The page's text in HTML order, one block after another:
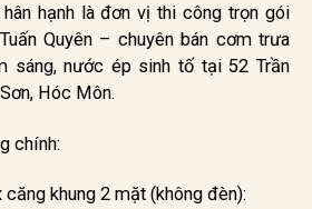
hân hạnh là đơn vị thi công trọn gói
Quyên – chuyên bán cơm trưa
sáng, nước ép sinh tố tại 52 Trần
Hóc Môn.
chính:
căng khung 2 mặt (không đèn):